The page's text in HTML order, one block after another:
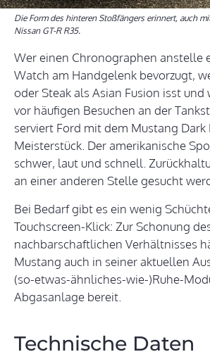
Die Form des hinteren Stoßfängers erinnert, auch
Nissan GT-R R35.
Wer einen Chronographen anstelle
Watch am Handgelenk bevorzugt,
oder Steak als Asian Fusion isst und
vor häufigen Besuchen an der
serviert Ford mit dem Mustang Dark
Meisterstück. Der amerikanische
schwer, laut und schnell.
an einer anderen Stelle gesucht
Bei Bedarf gibt es ein wenig
Touchscreen-Klick: Zur Schonung
nachbarschaftlichen Verhältnisses
Mustang auch in seiner aktuellen
(so-etwas-ähnliches-wie-)Ruhe-
Abgasanlage bereit.
Technische Daten